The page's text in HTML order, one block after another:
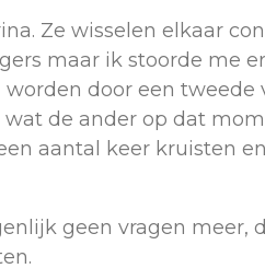
Ze wisselen elkaar
maar ik stoorde me
door een tweede
de ander op dat
aantal keer kruisten
geen vragen meer,